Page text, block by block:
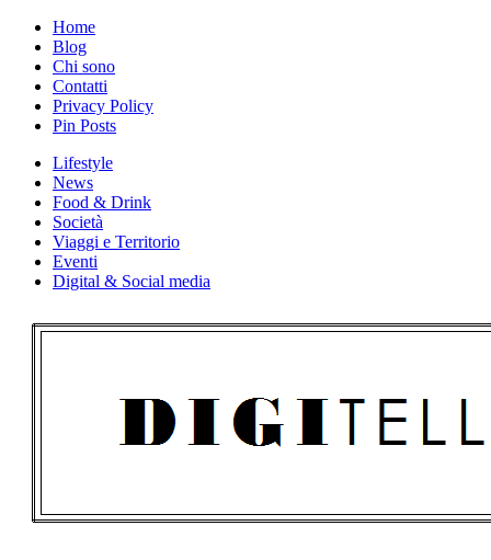
Skip
content
Home
Blog
Chi sono
Contatti
Privacy Policy
Pin Posts
Lifestyle
News
Food & Drink
Società
Viaggi e Territorio
Eventi
Digital & Social media